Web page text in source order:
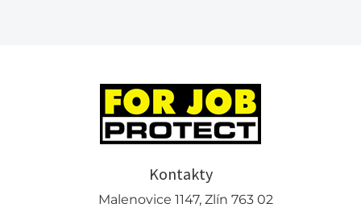
Kontakty
Malenovice 1147, Zlín 763 02